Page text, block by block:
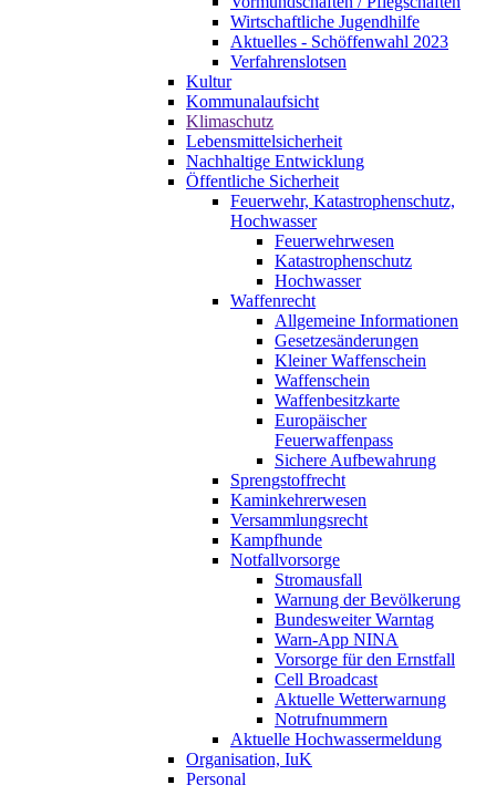
Wirtschaftliche Jugendhilfe
Aktuelles - Schöffenwahl 2023
Verfahrenslotsen
Kultur
Kommunalaufsicht
Klimaschutz
Lebensmittelsicherheit
Nachhaltige Entwicklung
Öffentliche Sicherheit
Feuerwehr, Katastrophenschutz,
Hochwasser
Feuerwehrwesen
Katastrophenschutz
Hochwasser
Waffenrecht
Allgemeine Informationen
Gesetzesänderungen
Kleiner Waffenschein
Waffenschein
Waffenbesitzkarte
Europäischer
Feuerwaffenpass
Sichere Aufbewahrung
Sprengstoffrecht
Kaminkehrerwesen
Versammlungsrecht
Kampfhunde
Notfallvorsorge
Stromausfall
Warnung der Bevölkerung
Bundesweiter Warntag
Warn-App NINA
Vorsorge für den Ernstfall
Cell Broadcast
Aktuelle Wetterwarnung
Notrufnummern
Aktuelle Hochwassermeldung
Organisation, IuK
Personal